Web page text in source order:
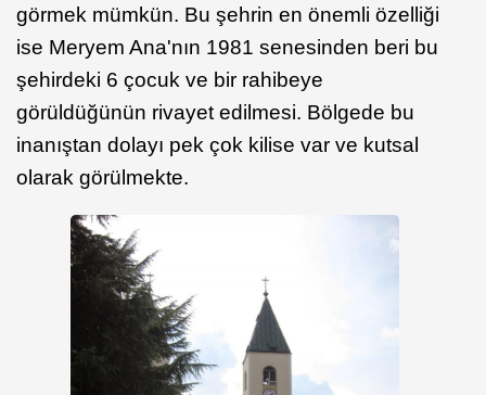
görmek mümkün. Bu şehrin en önemli özelliği
ise Meryem Ana'nın 1981 senesinden beri bu
şehirdeki 6 çocuk ve bir rahibeye
görüldüğünün rivayet edilmesi. Bölgede bu
inanıştan dolayı pek çok kilise var ve kutsal
olarak görülmekte.